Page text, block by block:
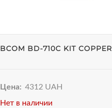
BCOM BD-710C KIT COPPER
Цена: 4312 UAH
Нет в наличии